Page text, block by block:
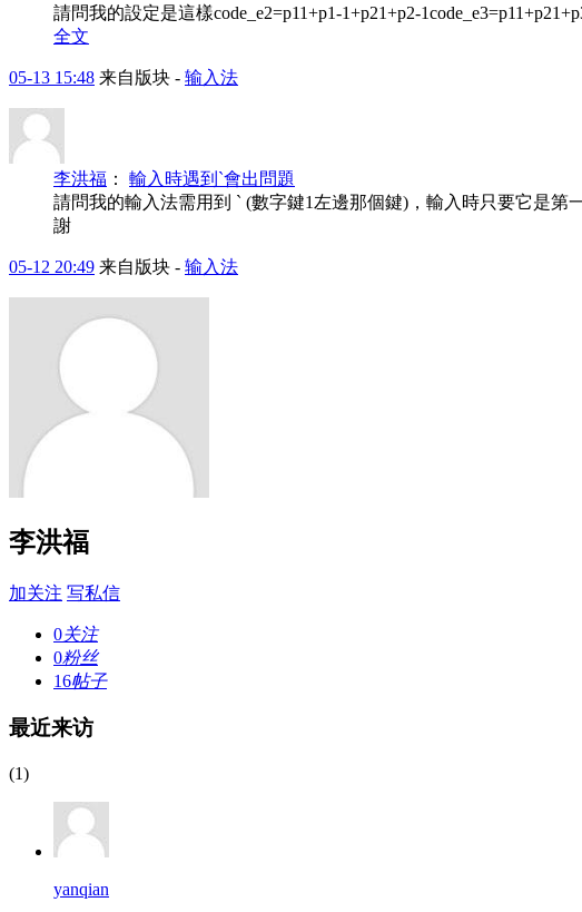
請問我的設定是這樣code_e2=p11+p1-1+p21+p2-
全文
05-13 15:48 来自版块 - 输入法
李洪福 ： 輸入時遇到`會出問題
請問我的輸入法需用到 ` (數字鍵1左邊那個鍵)，輸入時只要它是
謝
05-12 20:49 来自版块 - 输入法
李洪福
加关注 写私信
0关注
0粉丝
16帖子
最近来访
(1)
yanqian